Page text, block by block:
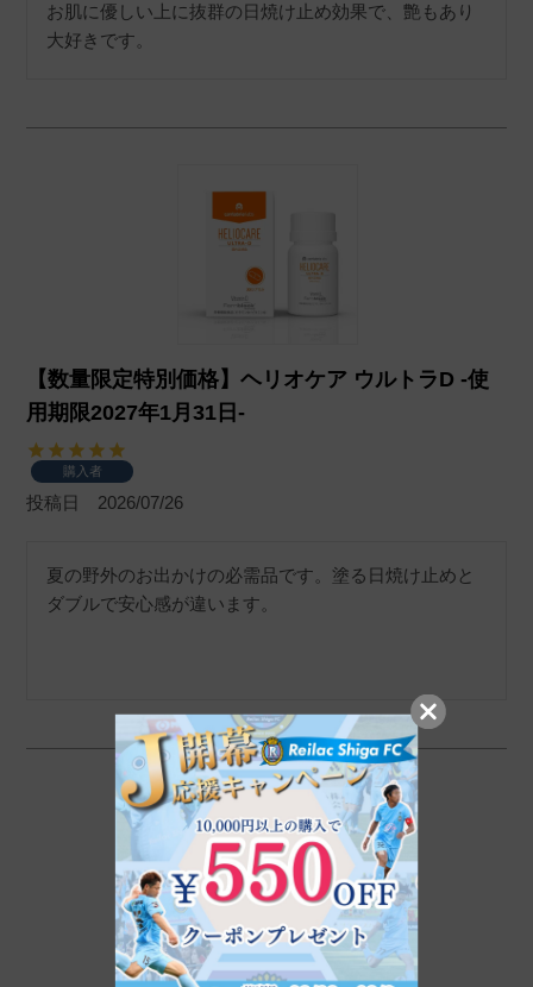
お肌に優しい上に抜群の日焼け止め効果で、艶もあり
大好きです。
【数量限定特別価格】ヘリオケア ウルトラD -使
用期限2027年1月31日-
購入者
投稿日 2026/07/26
夏の野外のお出かけの必需品です。塗る日焼け止めと
ダブルで安心感が違います。